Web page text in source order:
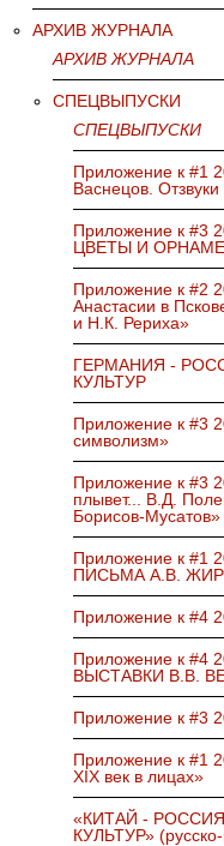
АРХИВ ЖУРНАЛА
АРХИВ ЖУРНАЛА
СПЕЦВЫПУСКИ
СПЕЦВЫПУСКИ
Приложение к #1
Васнецов.
Приложение к #3
ЦВЕТЫ И
Приложение к #2
Анастасии в
и Н.К. Рериха»
ГЕРМАНИЯ -
КУЛЬТУР
Приложение к #3
символизм»
Приложение к #3
плывет... В.Д.
Борисов-Мусатов»
Приложение к #1
ПИСЬМА А.В.
Приложение к #4
Приложение к
ВЫСТАВКИ В.В.
Приложение к #3
Приложение к #1
XIX век в лицах»
«КИТАЙ -
КУЛЬТУР» (русско-